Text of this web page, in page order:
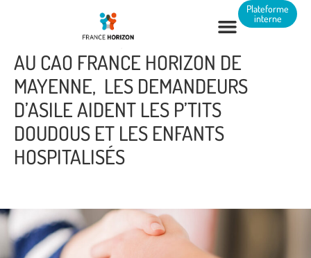
Plateforme
interne
AU CAO FRANCE HORIZON DE
MAYENNE, LES DEMANDEURS
D’ASILE AIDENT LES P’TITS
DOUDOUS ET LES ENFANTS
HOSPITALISÉS